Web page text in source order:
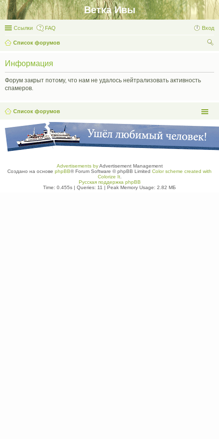
Ветка Ивы
Ссылки FAQ Вход
Список форумов
Информация
Форум закрыт потому, что нам не удалось нейтрализовать активность
спамеров.
Список форумов
Advertisements byAdvertisement Management
Создано на основе phpBB® Forum Software © phpBB Limited Color scheme created with
Colorize It.
Русская поддержка phpBB
Time: 0.455s | Queries: 11 | Peak Memory Usage: 2.82 МБ